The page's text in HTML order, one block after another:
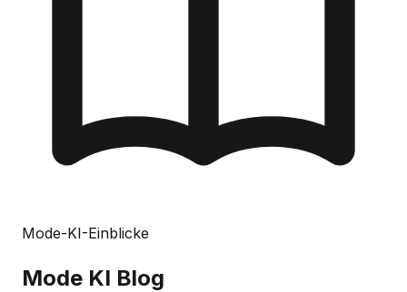
Mode-KI-Einblicke
Mode KI Blog